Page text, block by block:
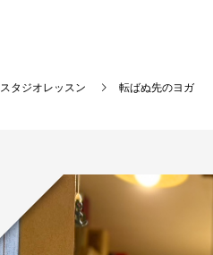
スタジオレッスン 転ばぬ先のヨガ